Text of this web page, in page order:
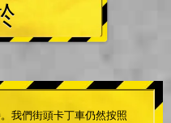
我們街頭卡丁車仍然按照